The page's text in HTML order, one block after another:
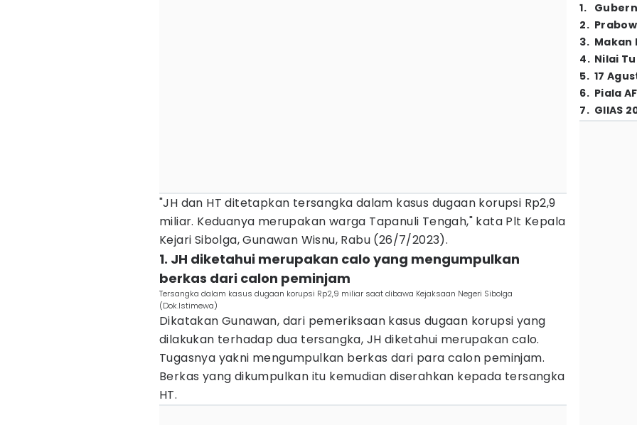
"JH dan HT ditetapkan tersangka dalam kasus dugaan korupsi Rp2,9
miliar. Keduanya merupakan warga Tapanuli Tengah," kata Plt Kepala
Kejari Sibolga, Gunawan Wisnu, Rabu (26/7/2023).
1. JH diketahui merupakan calo yang mengumpulkan
berkas dari calon peminjam
Tersangka dalam kasus dugaan korupsi Rp2,9 miliar saat dibawa Kejaksaan Negeri Sibolga
(Dok.Istimewa)
Dikatakan Gunawan, dari pemeriksaan kasus dugaan korupsi yang
dilakukan terhadap dua tersangka, JH diketahui merupakan calo.
Tugasnya yakni mengumpulkan berkas dari para calon peminjam.
Berkas yang dikumpulkan itu kemudian diserahkan kepada tersangka
HT.
1.
2.
3. Makan
4. Nilai
5. 17
6. Piala
7. GIIAS